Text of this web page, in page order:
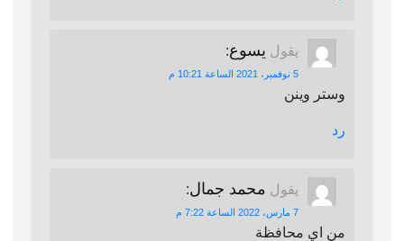
يقول يسوع:
5 نوفمبر، 2021 الساعة 10:21 م
وستر وينن
رد
يقول محمد جمال:
7 مارس، 2022 الساعة 7:22 م
من اي محافظة